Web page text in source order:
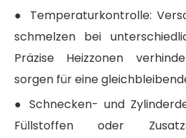
● Temperaturkontrolle:
schmelzen bei
Präzise Heizzonen
sorgen für eine
● Schnecken- und
Füllstoffen oder